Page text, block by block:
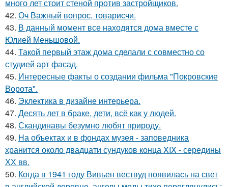
много лет стоит стеной против застройщиков.
42. Оч Важный вопрос, товарисчи.
43. В данный момент все находятся дома вместе с
Юлией Меньшовой.
44. Такой первый этаж дома сделали с совместно со
студией арт фасад.
45. Интересные факты о создании фильма "Покровские
Ворота".
46. Эклектика в дизайне интерьера.
47. Десять лет в браке, дети, всё как у людей.
48. Скандинавы безумно любят природу.
49. На объектах и в фондах музея - заповедника
хранится около двадцати сундуков конца XIX - середины
ХХ вв.
50. Когда в 1941 году Вивьен вествуд появилась на свет